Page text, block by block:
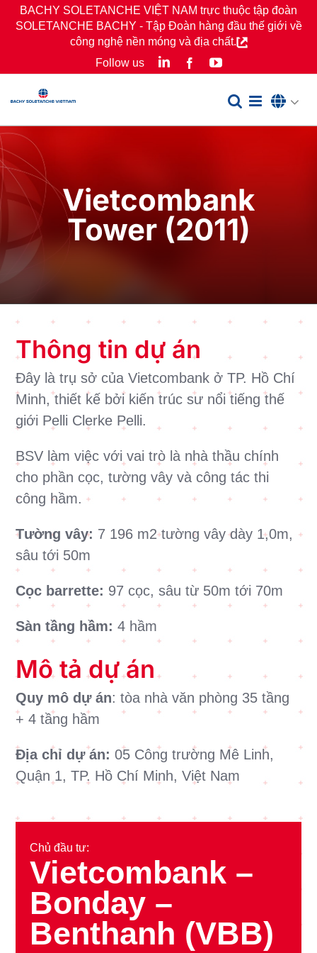
SkipBACHY SOLETANCHE VIỆT NAM trực thuộc tập đoàn
SOLETANCHE BACHY - Tập Đoàn hàng đầu thế giới về
công nghệ nền móng và địa chất.
Follow us
LinkedInFacebookYouTube
Vietcombank
Tower (2011)
Thông tin dự án
Đây là trụ sở của Vietcombank ở TP. Hồ Chí
Minh, thiết kế bởi kiến trúc sư nổi tiếng thế
giới Pelli Clerke Pelli.
BSV làm việc với vai trò là nhà thầu chính
cho phần cọc, tường vây và công tác thi
công hầm.
Tường vây: 7 196 m2 tường vây dày 1,0m,
sâu tới 50m
Cọc barrette: 97 cọc, sâu từ 50m tới 70m
Sàn tầng hầm:4 hầm
Mô tả dự án
Quy mô dự án: tòa nhà văn phòng 35 tầng
+ 4 tầng hầm
Địa chỉ dự án:05 Công trường Mê Linh,
Quận 1, TP. Hồ Chí Minh, Việt Nam
Chủ đầu tư:
Vietcombank –
Bonday –
Benthanh (VBB)